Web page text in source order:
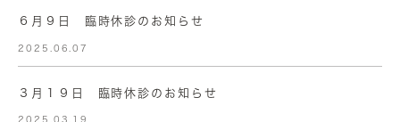
６月９日 臨時休診のお知らせ
2025.06.07
３月１９日 臨時休診のお知らせ
2025.03.19